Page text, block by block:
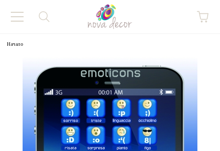
Начало